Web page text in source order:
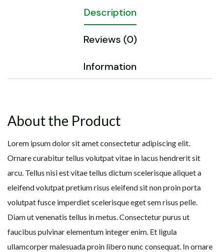
Description
Reviews (0)
Information
About the Product
Lorem ipsum dolor sit amet consectetur adipiscing elit.
Ornare curabitur tellus volutpat vitae in lacus hendrerit sit
arcu. Tellus nisi est vitae tellus dictum scelerisque aliquet a
eleifend volutpat pretium risus eleifend sit non proin porta
volutpat fusce imperdiet scelerisque eget sem risus pelle.
Diam ut venenatis tellus in metus. Consectetur purus ut
faucibus pulvinar elementum integer enim. Et ligula
ullamcorper malesuada proin libero nunc consequat. In ornare